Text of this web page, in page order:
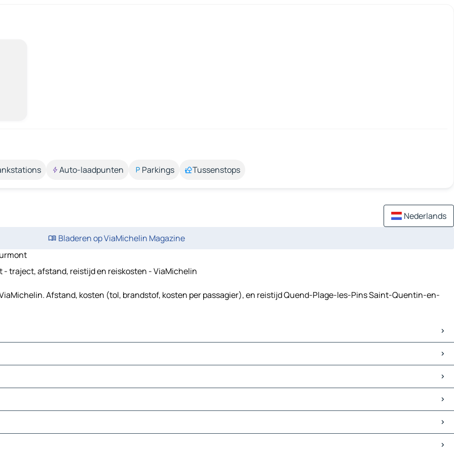
Auto-laadpunten Parkings Tussenstops
Nederlands
Bladeren op ViaMichelin Magazine
traject, afstand, reistijd en reiskosten - ViaMichelin
Afstand, kosten (tol, brandstof, kosten per passagier), en reistijd Quend-Plage-les-Pins Saint-Quentin-en-